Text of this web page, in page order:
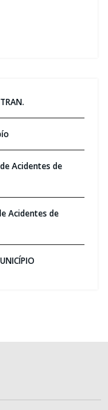
Acidentes de
Acidentes de